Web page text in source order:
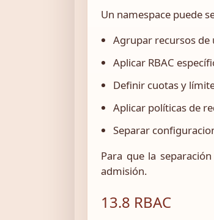
Un namespace puede
Agrupar recursos de
Aplicar RBAC
Definir cuotas y
Aplicar políticas de
Separar
Para que la
admisión.
13.8 RBAC